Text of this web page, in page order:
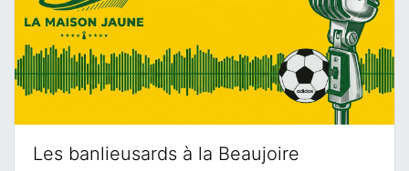
Les banlieusards à la Beaujoire